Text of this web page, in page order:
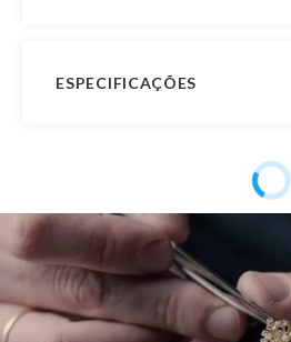
ESPECIFICAÇÕES
Fabricação
12 meses
Material
Pedra Zircônia